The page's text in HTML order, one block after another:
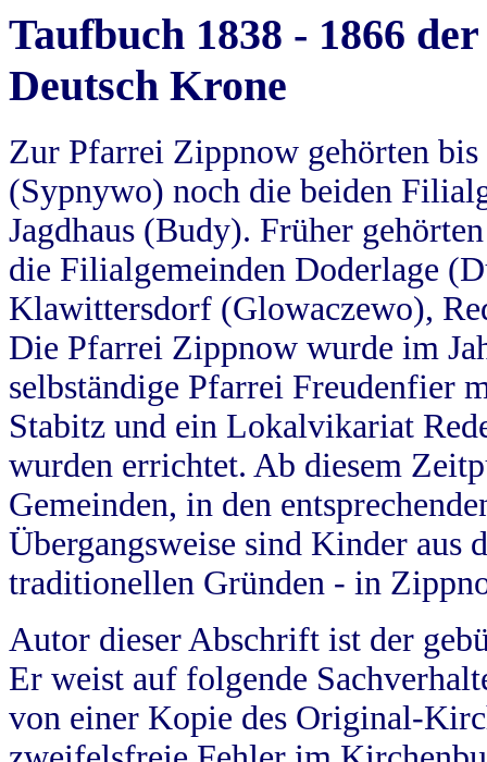
Taufbuch 1838 - 1866
Deutsch Krone
Zur Pfarrei Zippnow gehörten
(Sypnywo) noch die beiden
Jagdhaus (Budy). Früher
die Filialgemeinden Doderlage
Klawittersdorf (Glowaczewo),
Die Pfarrei Zippnow wurde im
selbständige Pfarrei Freudenfier
Stabitz und ein Lokalvikariat
wurden errichtet. Ab diesem
Gemeinden, in den
Übergangsweise sind Kinder aus
traditionellen Gründen - in
Autor dieser Abschrift ist der
Er weist auf folgende
von einer Kopie des Original-